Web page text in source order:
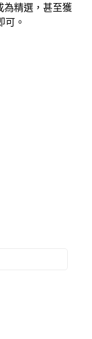
精選，甚至獲
可。